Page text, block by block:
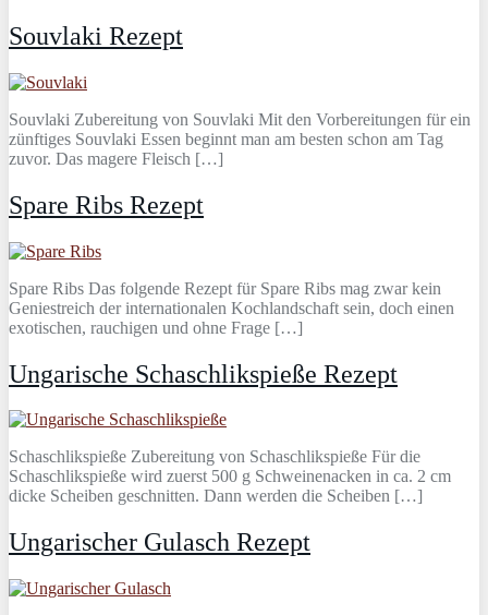
Souvlaki Rezept
Souvlaki Zubereitung von Souvlaki Mit den Vorbereitungen für ein
zünftiges Souvlaki Essen beginnt man am besten schon am Tag
zuvor. Das magere Fleisch […]
Spare Ribs Rezept
Spare Ribs Das folgende Rezept für Spare Ribs mag zwar kein
Geniestreich der internationalen Kochlandschaft sein, doch einen
exotischen, rauchigen und ohne Frage […]
Ungarische Schaschlikspieße Rezept
Schaschlikspieße Zubereitung von Schaschlikspieße Für die
Schaschlikspieße wird zuerst 500 g Schweinenacken in ca. 2 cm
dicke Scheiben geschnitten. Dann werden die Scheiben […]
Ungarischer Gulasch Rezept